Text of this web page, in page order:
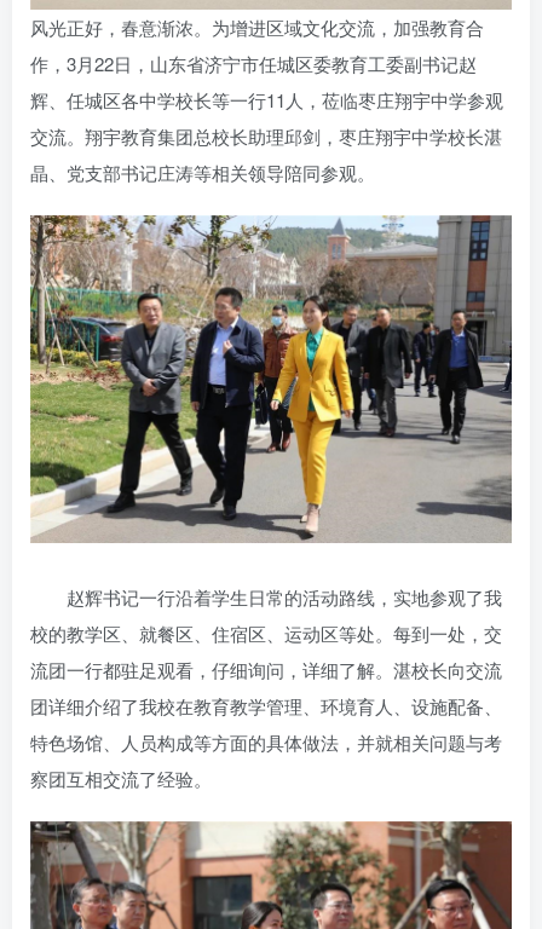
风光正好，春意渐浓。为增进区域文化交流，加强教育合
作，3月22日，山东省济宁市任城区委教育工委副书记赵
辉、任城区各中学校长等一行11人，莅临枣庄翔宇中学参观
交流。翔宇教育集团总校长助理邱剑，枣庄翔宇中学校长湛
晶、党支部书记庄涛等相关领导陪同参观。
赵辉书记一行沿着学生日常的活动路线，实地参观了我
校的教学区、就餐区、住宿区、运动区等处。每到一处，交
流团一行都驻足观看，仔细询问，详细了解。湛校长向交流
团详细介绍了我校在教育教学管理、环境育人、设施配备、
特色场馆、人员构成等方面的具体做法，并就相关问题与考
察团互相交流了经验。
登录
社交账号登录
QQ登录 微信登录
使用社交账号登录即表示同意用户协议